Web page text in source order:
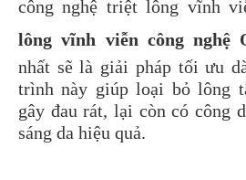
công nghệ triệt lông vĩnh
lông vĩnh viễn công nghệ
nhất sẽ là giải pháp tối ưu
trình này giúp loại bỏ lông
gây đau rát, lại còn có công
sáng da hiệu quả.